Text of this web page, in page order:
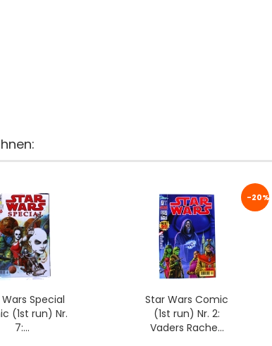
Special
(1st run) Nr.
7:...
-20%
Star Wars Comic
(1st run) Nr. 2:
Vaders Rache...